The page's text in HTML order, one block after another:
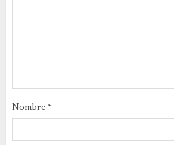
Nombre *